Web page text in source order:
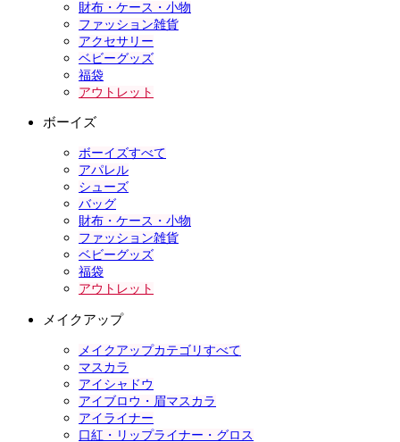
財布・ケース・小物
ファッション雑貨
アクセサリー
ベビーグッズ
福袋
アウトレット
ボーイズ
ボーイズすべて
アパレル
シューズ
バッグ
財布・ケース・小物
ファッション雑貨
ベビーグッズ
福袋
アウトレット
メイクアップ
メイクアップカテゴリすべて
マスカラ
アイシャドウ
アイブロウ・眉マスカラ
アイライナー
口紅・リップライナー・グロス